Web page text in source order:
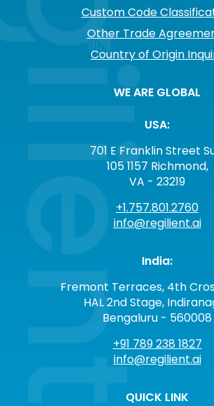
Custom Code
Other Trade
Country of Origin
WE ARE GLOBAL
USA:
701 E Franklin Street
105 1157 Richmond,
VA - 23219
+1.757.801.2760
info@regilient.ai
India:
Fremont Terraces, 4th
HAL 2nd Stage,
Bengaluru - 560008
+91 789 238 1827
info@regilient.ai
QUICK LINK